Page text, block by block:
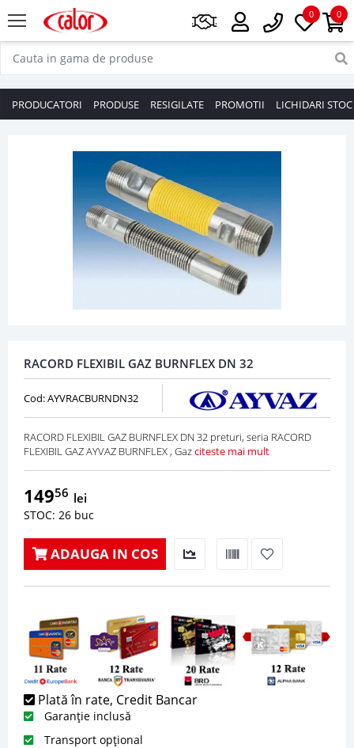
0
0
PRODUCATORI PRODUSE RESIGILATE PROMOTII LICHIDARI STOC
RACORD FLEXIBIL GAZ BURNFLEX DN 32
Cod: AYVRACBURNDN32
RACORD FLEXIBIL GAZ BURNFLEX DN 32 preturi, seria RACORD
FLEXIBIL GAZ AYVAZ BURNFLEX , Gazciteste mai mult
14956 lei
STOC: 26 buc
ADAUGA IN COS
Plată în rate, Credit Bancar
Garanție inclusă
Transport opțional